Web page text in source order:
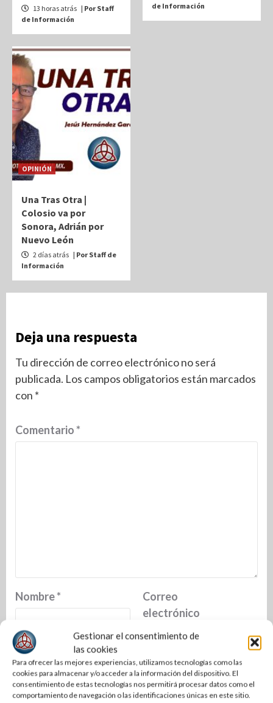
Gestionar el consentimiento de
las cookies
Para ofrecer las mejores experiencias, utilizamos tecnologías como las
cookies para almacenar y/o acceder a la información del dispositivo. El
consentimiento de estas tecnologías nos permitirá procesar datos como el
comportamiento de navegación o las identificaciones únicas en este sitio.
13 horas atrás | Por Staff
de Información
de Información
OPINIÓN
Una Tras Otra |
Colosio va por
Sonora, Adrián por
Nuevo León
2 días atrás | Por Staff de
Información
Deja una respuesta
Tu dirección de correo electrónico no será
publicada. Los campos obligatorios están marcados
con *
Comentario*
Nombre*
Correo
electrónico
Web